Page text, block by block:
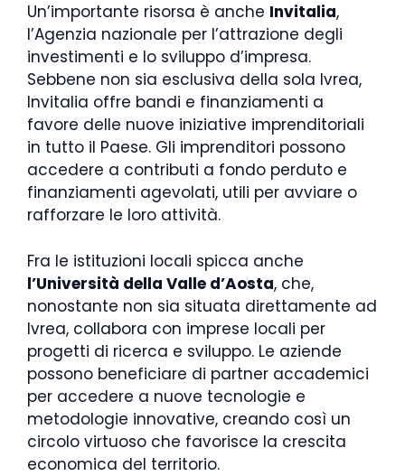
Un’importante risorsa è anche Invitalia,
l’Agenzia nazionale per l’attrazione degli
investimenti e lo sviluppo d’impresa.
Sebbene non sia esclusiva della sola Ivrea,
Invitalia offre bandi e finanziamenti a
favore delle nuove iniziative imprenditoriali
in tutto il Paese. Gli imprenditori possono
accedere a contributi a fondo perduto e
finanziamenti agevolati, utili per avviare o
rafforzare le loro attività.
Fra le istituzioni locali spicca anche
l’Università della Valle d’Aosta, che,
nonostante non sia situata direttamente ad
Ivrea, collabora con imprese locali per
progetti di ricerca e sviluppo. Le aziende
possono beneficiare di partner accademici
per accedere a nuove tecnologie e
metodologie innovative, creando così un
circolo virtuoso che favorisce la crescita
economica del territorio.